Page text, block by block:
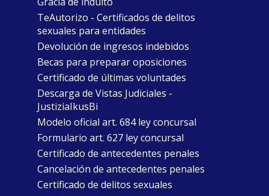
TeAutorizo - Certificados de delitos
sexuales para entidades
Devolución de ingresos indebidos
Becas para preparar oposiciones
Certificado de últimas voluntades
Descarga de Vistas Judiciales -
JustiziaIkusBi
Modelo oficial art. 684 ley concursal
Formulario art. 627 ley concursal
Certificado de antecedentes penales
Cancelación de antecedentes penales
Certificado de delitos sexuales